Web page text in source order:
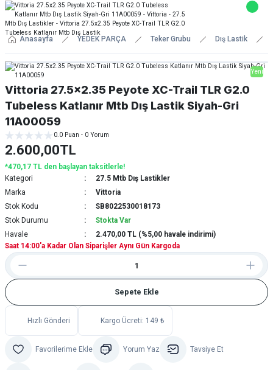
Anasayfa YEDEK PARÇA Teker Grubu Dış Lastik
Yeni
Vittoria 27.5x2.35 Peyote XC-Trail TLR G2.0
Tubeless Katlanır Mtb Dış Lastik Siyah-Gri
11A00059
0.0 Puan - 0 Yorum
2.600,00TL
*470,17 TL den başlayan taksitlerle!
Kategori
27.5 Mtb Dış Lastikler
Marka
Vittoria
Stok Kodu
SB8022530018173
Stok Durumu
Stokta Var
Havale
2.470,00 TL (%5,00 havale indirimi)
Saat 14:00'a Kadar Olan Siparişler Aynı Gün Kargoda
Sepete Ekle
Hızlı Gönderi Kargo Ücreti: 149 ₺
Yorum Yaz Tavsiye Et